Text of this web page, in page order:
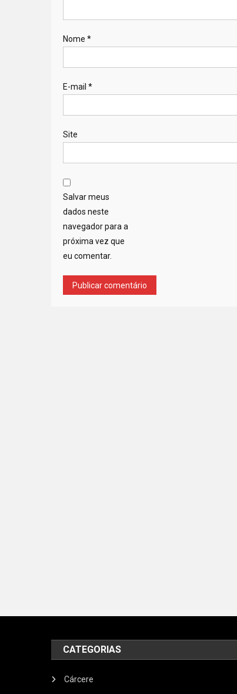
Nome *
E-mail *
Site
Salvar meus
dados neste
navegador para a
próxima vez que
eu comentar.
CATEGORIAS
Cárcere